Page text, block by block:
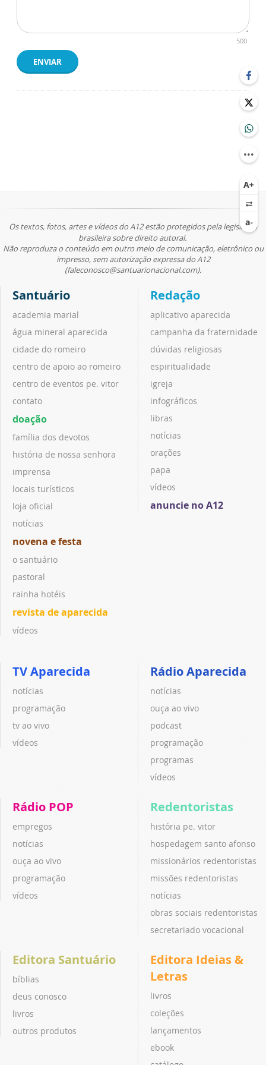
500
ENVIAR
Os textos, fotos, artes e vídeos do A12 estão protegidos pela legislação
brasileira sobre direito autoral.
Não reproduza o conteúdo em outro meio de comunicação, eletrônico ou
impresso, sem autorização expressa do A12
(faleconosco@santuarionacional.com).
Santuário
academia marial
água mineral aparecida
cidade do romeiro
centro de apoio ao romeiro
centro de eventos pe. vitor
contato
doação
família dos devotos
história de nossa senhora
imprensa
locais turísticos
loja oficial
notícias
novena e festa
o santuário
pastoral
rainha hotéis
revista de aparecida
vídeos
Redação
aplicativo aparecida
campanha da fraternidade
dúvidas religiosas
espiritualidade
igreja
infográficos
libras
notícias
orações
papa
vídeos
anuncie no A12
TV Aparecida
notícias
programação
tv ao vivo
vídeos
Rádio Aparecida
notícias
ouça ao vivo
podcast
programação
programas
vídeos
Rádio POP
empregos
notícias
ouça ao vivo
programação
vídeos
Redentoristas
história pe. vitor
hospedagem santo afonso
missionários redentoristas
missões redentoristas
notícias
obras sociais redentoristas
secretariado vocacional
Editora Santuário
bíblias
deus conosco
livros
outros produtos
Editora Ideias &
Letras
livros
coleções
lançamentos
ebook